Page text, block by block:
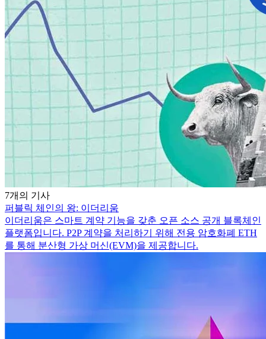
7개의 기사
퍼블릭 체인의 왕: 이더리움
이더리움은 스마트 계약 기능을 갖춘 오픈 소스 공개 블록체인
플랫폼입니다. P2P 계약을 처리하기 위해 전용 암호화폐 ETH
를 통해 분산형 가상 머신(EVM)을 제공합니다.